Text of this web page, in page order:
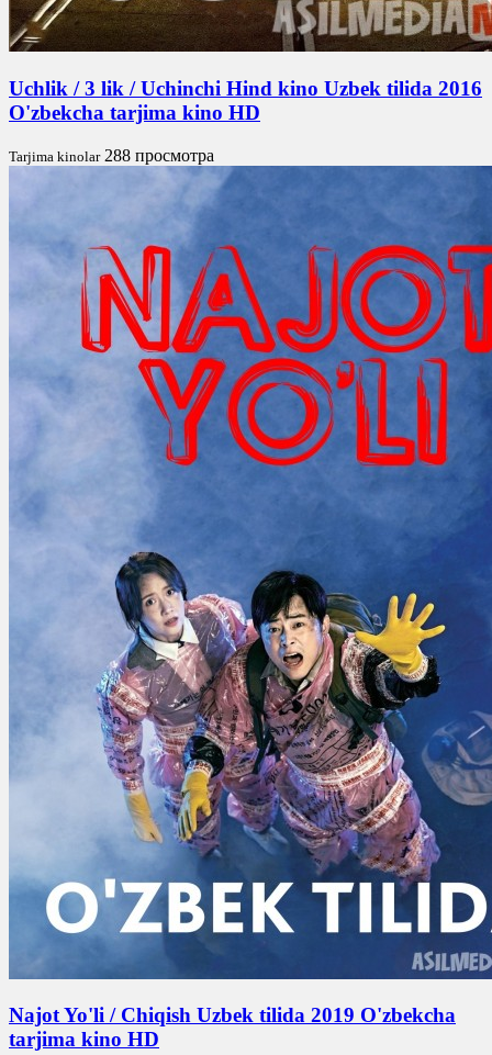
Uchlik / 3 lik / Uchinchi Hind kino Uzbek tilida 2016
O'zbekcha tarjima kino HD
Tarjima kinolar 288 просмотра
Najot Yo'li / Chiqish Uzbek tilida 2019 O'zbekcha
tarjima kino HD